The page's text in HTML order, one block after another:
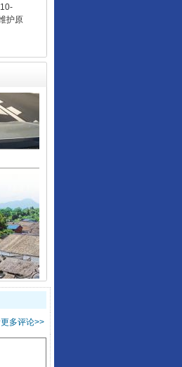
护原
多评论>>